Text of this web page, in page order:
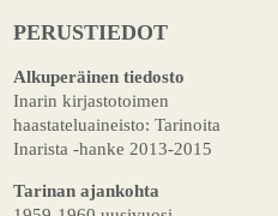
PERUSTIEDOT
Alkuperäinen tiedosto
Inarin kirjastotoimen
haastateluaineisto: Tarinoita
Inarista -hanke 2013-2015
Tarinan ajankohta